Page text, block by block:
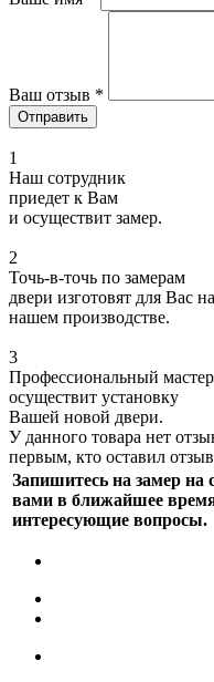
Ваш отзыв *
1
Наш сотрудник
приедет к Вам
и осуществит замер.
2
Точь-в-точь по замерам
двери изготовят для Вас на
нашем производстве.
3
Профессиональный мастер
осуществит установку
Вашей новой двери.
У данного товара нет
первым, кто оставил
Запишитесь на замер на
вами в ближайшее
интересующие вопросы.